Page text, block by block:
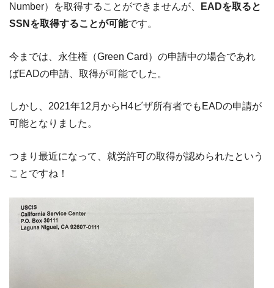
Number）を取得することができませんが、
EADを取ると
SSNを取得することが可能です。
今までは、永住権（Green Card）の申請中の場合であれ
ばEADの申請、取得が可能でした。
しかし、2021年12月からH4ビザ所有者でもEADの申請が
可能となりました。
つまり最近になって、就労許可の取得が認められたという
ことですね！